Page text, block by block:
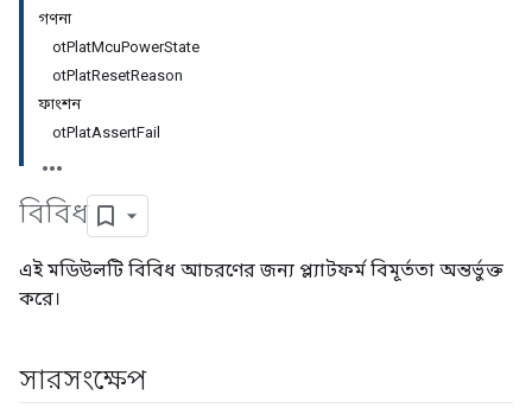
গণনা
otPlatMcuPowerState
otPlatResetReason
ফাংশন
otPlatAssertFail
বিবিধ
এই মডিউলটি বিবিধ আচরণের জন্য প্ল্যাটফর্ম বিমূর্ততা অন্তর্ভুক্ত
করে।
সারসংক্ষেপ